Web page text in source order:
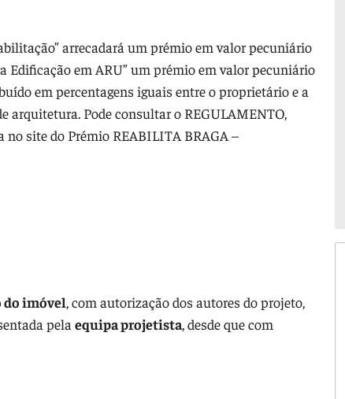
arrecadará um prémio em valor pecuniário
Edificação em ARU” um prémio em valor pecuniário
em percentagens iguais entre o proprietário e a
Pode consultar o REGULAMENTO,
site do Prémio REABILITA BRAGA –
imóvel , com autorização dos autores do projeto,
pelaequipa projetista , desde que com